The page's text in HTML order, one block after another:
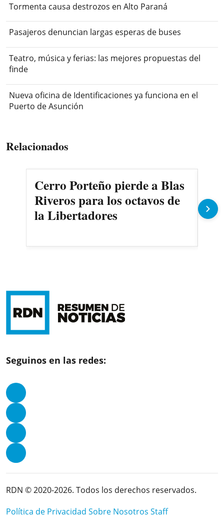
Tormenta causa destrozos en Alto Paraná
Pasajeros denuncian largas esperas de buses
Teatro, música y ferias: las mejores propuestas del
finde
Nueva oficina de Identificaciones ya funciona en el
Puerto de Asunción
Relacionados
Cerro Porteño pierde a Blas
Riveros para los octavos de
la Libertadores
Seguinos en las redes:
RDN © 2020-2026. Todos los derechos reservados.
Política de Privacidad Sobre Nosotros Staff